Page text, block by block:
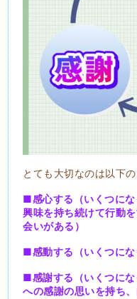
とても大切なのは以下の
■感心する（いくつに
興味を持ち続けて行動
会いがある）
■感動する（いくつにな
■感謝する（いくつに
への感謝の思いを持ち